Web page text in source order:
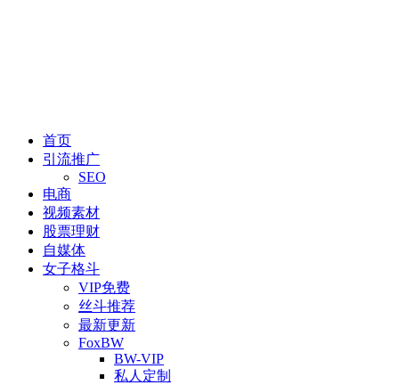
首页
引流推广
SEO
电商
视频素材
股票理财
自媒体
女子格斗
VIP免费
丝斗推荐
最新更新
FoxBW
BW-VIP
私人定制